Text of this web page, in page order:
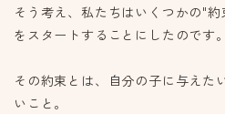
そう考え、私たちはいくつかの"
をスタートすることにしたのです。
その約束とは、自分の子に与えた
いこと。